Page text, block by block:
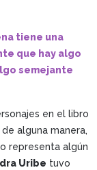
tiene una
que hay algo
semejante
en el libro
alguna manera,
representa algún
Uribe tuvo